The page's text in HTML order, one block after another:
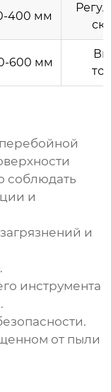
400 мм
600 мм
соблюдать
и
и
инструмента
от пыли